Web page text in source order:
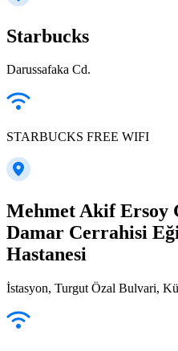
Starbucks
Darussafaka Cd.
STARBUCKS FREE WIFI
Mehmet Akif Ersoy
Damar Cerrahisi
Hastanesi
İstasyon, Turgut Özal Bulvari,